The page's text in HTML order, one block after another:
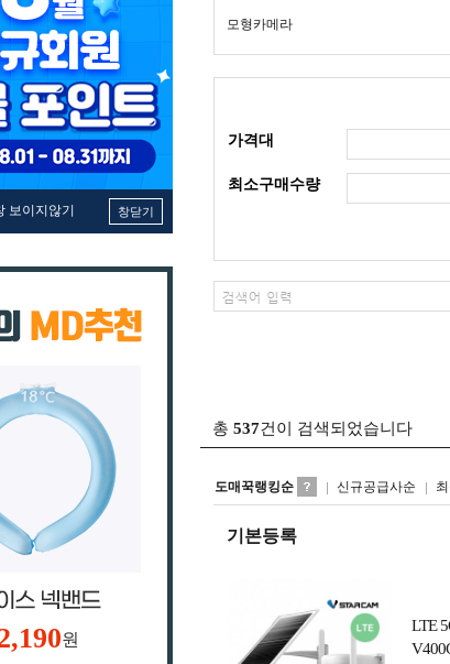
보이지않기 창닫기
원
모형카메라
가격대
최소구매수량
총 537건이 검색되었습니다
도매꾹랭킹순 신규공급사순
기본등록
LTE